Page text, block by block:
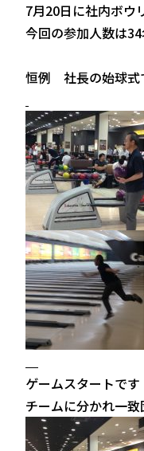
7月20日に社内ボウ
今回の参加人数は34
恒例 社長の始球式
ゲームスタートです
チームに分かれ一